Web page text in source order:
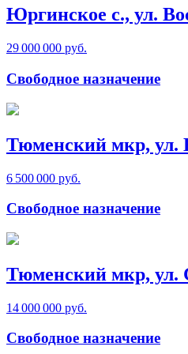
Юргинское с., ул.
29 000 000 руб.
Свободное назначение
Тюменский мкр, ул.
6 500 000 руб.
Свободное назначение
Тюменский мкр, ул.
14 000 000 руб.
Свободное назначение